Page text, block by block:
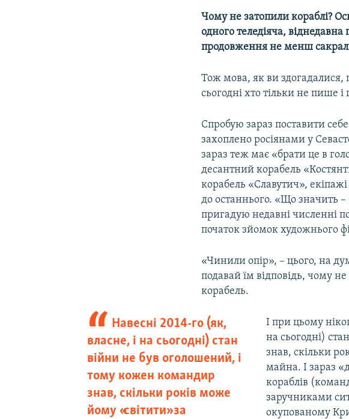
Чому не затопили кораблі?
одного теледіяча,
продовження не менш
Тож мова, як ви здогадалися,
сьогодні хто тільки не пише
Спробую зараз поставити
захоплено росіянами у
зараз теж має «брати це в
десантний корабель
корабель «Славутич»,
до останнього. «Що значить –
пригадую недавні численні
початок зйомок художнього
«Чинили опір», – цього, на
подавай їм відповідь, чому
корабель.
Навесні 2014-го (як,
власне, і на сьогодні) стан
війни не був оголошений, і
тому кожен командир
знав, скільки років може
йому «світити» за
І при цьому
на сьогодні)
знав, скільки
майна. І зараз
кораблів
заручниками
окупованому